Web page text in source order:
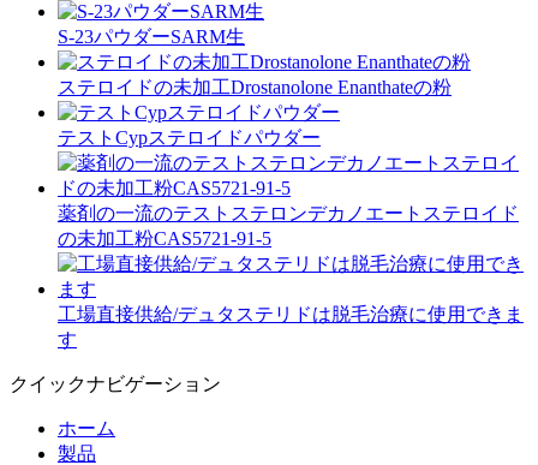
S-23パウダーSARM生
ステロイドの未加工Drostanolone Enanthateの粉
テストCypステロイドパウダー
薬剤の一流のテストステロンデカノエートステロイド
の未加工粉CAS5721-91-5
工場直接供給/デュタステリドは脱毛治療に使用できま
す
クイックナビゲーション
ホーム
製品